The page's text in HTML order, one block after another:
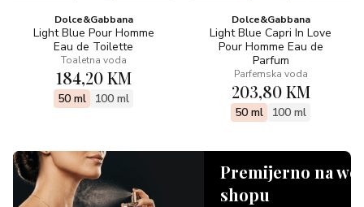
Dolce&Gabbana
Light Blue Pour Homme
Eau de Toilette
Toaletna voda
184,20 KM
50 ml 100 ml
Dolce&Gabbana
Light Blue Capri In Love
Pour Homme Eau de
Parfum
Parfemska voda
203,80 KM
50 ml 100 ml
Premijerno na
shopu